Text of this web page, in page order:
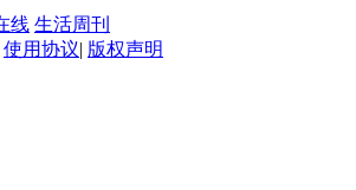
线 生活周刊
使用协议| 版权声明